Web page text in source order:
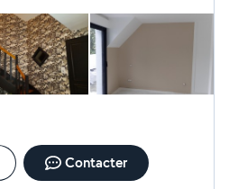
Contacter